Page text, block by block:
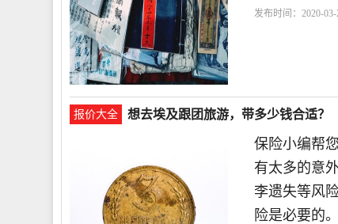
发布时间：2020-
报价大全 想去埃及跟团旅游，带多少钱合适？
保险小编帮
有太多的意
李遗失等风
险是必要的